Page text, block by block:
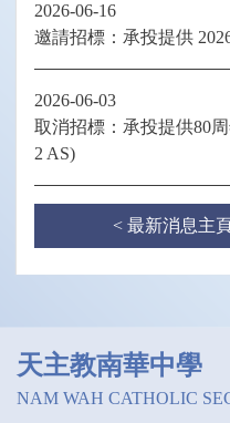
2026-06-16
邀請招標：承投提供
2026-06-03
取消招標：承投提供80
2 AS)
< 最新消息主
天主教南華中學
NAM WAH CATHOLIC